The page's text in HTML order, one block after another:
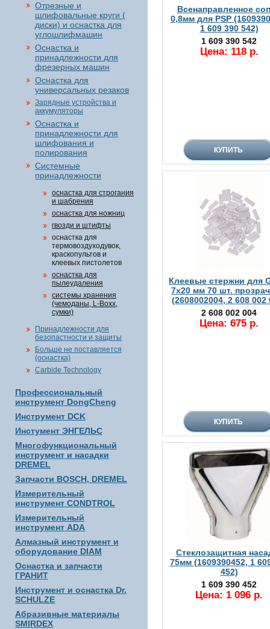
Отрезные и
шлифовальные круги (
диски) и оснастка для
углошлифмашин
Оснастка и
принадлежности для
фрезерных машин
Оснастка для
универсальных резаков
Зарядные устройства и
аккумуляторы
Оснастка и
принадлежности для
шлифования и
полирования
Системные
принадлежности
оснастка для строгания
и шабрения
оснастка для ножниц
гвозди и штифты
оснастка для
термовоздуходувок,
краскопультов и
клеевых пистолетов
оснастка для
пылеудаления
системы хранения
(чемоданы, L-Boxx,
сумки)
Принадлежности для
безопастности и защиты
Больше не поставляется
(оснастка)
Carbide Technology
Профессиональный
инструмент DongCheng
Инструмент DCK
Инстумент ЭНГЕЛЬС
Многофункциональный
инструмент и насадки
DREMEL
Запчасти BOSCH, DREMEL
Измерительный
инструмент CONDTROL
Измерительный
инструмент ADA
Алмазный инструмент и
оборудование DIAM
Оснастка и запчасти
ГРАНИТ
Инструмент и оснастка Dr.
SCHULZE
Абразивные материалы
SMIRDEX
Всенаправленное
0,8мм для PSP
1 609 390 542)
1 609 390 542
Цена: 118 р.
Клеевые стержни для
7x20 мм 70 шт.
(2608002004, 2 608 002
2 608 002 004
Цена: 675 р.
Стеклозащитная
75мм (1609390452, 1
452)
1 609 390 452
Цена: 1 096 р.